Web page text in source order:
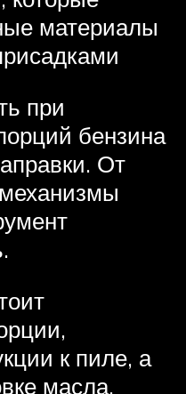
материалы
при
бензина
От
к пиле, а
масла.